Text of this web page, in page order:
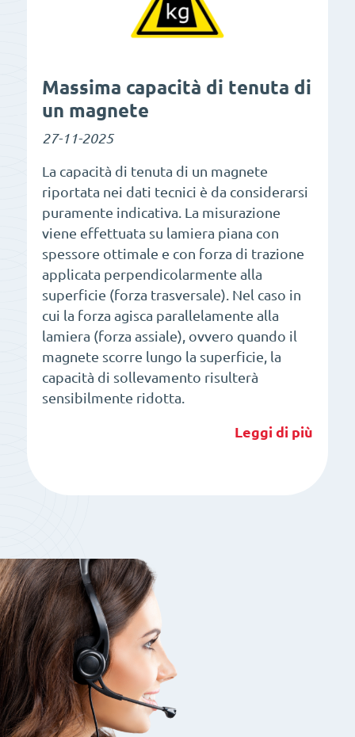
Massima capacità di tenuta di
un magnete
27-11-2025
La capacità di tenuta di un magnete
riportata nei dati tecnici è da considerarsi
puramente indicativa. La misurazione
viene effettuata su lamiera piana con
spessore ottimale e con forza di trazione
applicata perpendicolarmente alla
superficie (forza trasversale). Nel caso in
cui la forza agisca parallelamente alla
lamiera (forza assiale), ovvero quando il
magnete scorre lungo la superficie, la
capacità di sollevamento risulterà
sensibilmente ridotta.
Leggi di più